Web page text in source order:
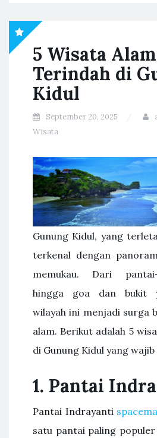
5 Wisata Alam
Terindah di
Kidul
September 20, 2025
Wisata
Gunung Kidul, yang
terkenal dengan
memukau. Dari
hingga goa dan bukit
wilayah ini menjadi surga
alam. Berikut adalah 5
di Gunung Kidul yang
1. Pantai
Pantai Indrayanti
satu pantai paling populer